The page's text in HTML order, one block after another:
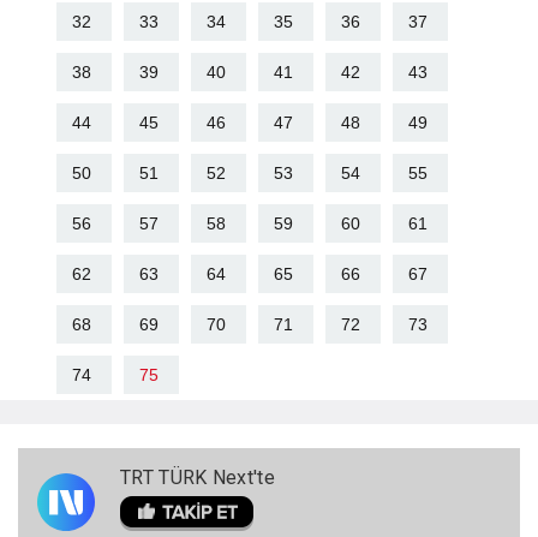
32 33 34 35 36 37
38 39 40 41 42 43
44 45 46 47 48 49
50 51 52 53 54 55
56 57 58 59 60 61
62 63 64 65 66 67
68 69 70 71 72 73
74 75
TRT TÜRK Next'te